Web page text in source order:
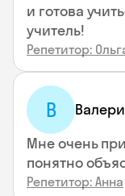
и готова
учитель!
Репетитор:
В
Мне очень
понятно
Репетитор: Анна